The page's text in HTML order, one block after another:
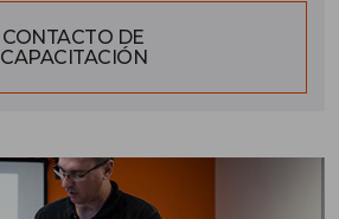
CONTACTO DE
CAPACITACIÓN